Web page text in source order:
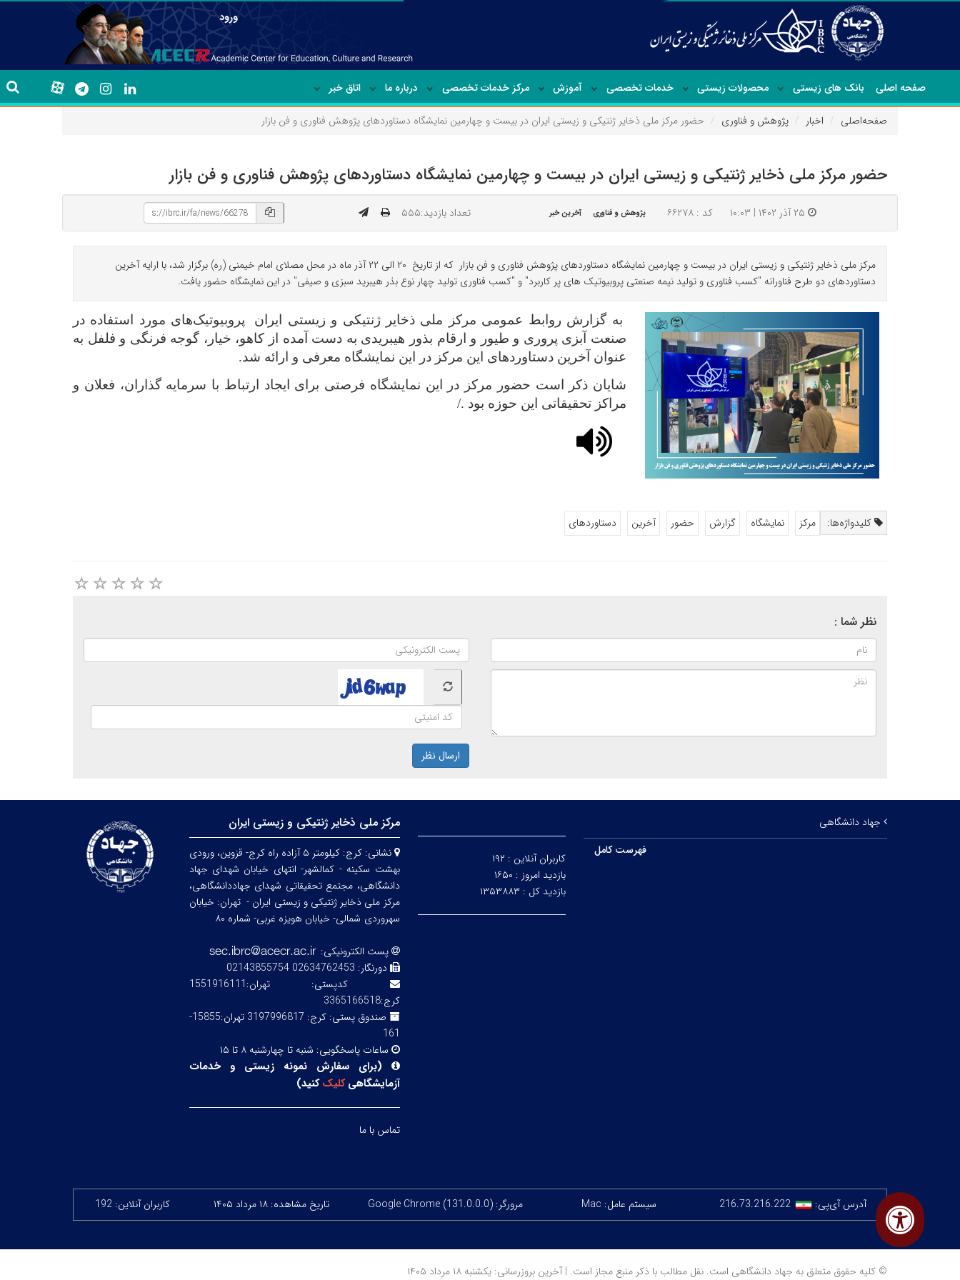
ورود
صفحه اصلی بانک های زیستی محصولات زیستی خدمات تخصصی آموزش مرکز خدمات تخصصی درباره ما اتاق خبر
صفحه‌اصلی اخبار پژوهش و فناوری حضور مرکز ملی ذخایر ژنتیکی و زیستی ایران در بیست و چهارمین نمایشگاه دستاوردهای پژوهش فناوری و فن بازار
حضور مرکز ملی ذخایر ژنتیکی و زیستی ایران در بیست و چهارمین نمایشگاه دستاوردهای پژوهش فناوری و فن بازار
کد : ۶۶۲۷۸ پژوهش و فناوری آخرین خبر تعداد بازدید:۵۵۵
مرکز ملی ذخایر ژنتیکی و زیستی ایران در بیست و چهارمین نمایشگاه دستاوردهای پژوهش فناوری و فن بازار که از تاریخ ۲۰ الی ۲۲ آذر ماه در محل مصلای امام خیمنی (ره) برگزار شد، با ارایه آخرین
دستاوردهای دو طرح فناورانه "کسب فناوری و تولید نیمه صنعتی پروبیوتیک های پر کاربرد" و "کسب فناوری تولید چهار نوع بذر هیبرید سبزی و صیفی" در این نمایشگاه حضور یافت.
به گزارش روابط عمومی مرکز ملی ذخایر ژنتیکی و زیستی ایران
پروبیوتیک‌های مورد استفاده در
صنعت آبزی پروری و طیور و ارقام بذور هیبریدی به دست آمده از کاهو، خیار، گوجه فرنگی و فلفل به
عنوان آخرین دستاوردهای این مرکز در این نمایشگاه معرفی و ارائه شد.
شایان ذکر است حضور مرکز در این نمایشگاه فرصتی برای ایجاد ارتباط با سرمایه گذاران، فعلان و
مراکز تحقیقاتی این حوزه بود ./
کلیدواژه‌ها: مرکز نمایشگاه گزارش حضور آخرین دستاوردهای
نظر شما :
ارسال نظر
جهاد دانشگاهی
فهرست کامل
کاربران آنلاین : ۱۹۲
بازدید امروز : ۱۶۵۰
بازدید کل : ۱۳۵۳۸۸۳
مرکز ملی ذخایر ژنتیکی و زیستی ایران
نشانی:
کرج: کیلومتر ۵ آزاده راه کرج- قزوین، ورودی
بهشت سکینه - کمالشهر- انتهای خیابان شهدای جهاد
دانشگاهی، مجتمع تحقیقاتی شهدای جهاددانشگاهی،
مرکز ملی ذخایر ژنتیکی و زیستی ایران - تهران: خیابان
سهروردی شمالی- خیابان هویزه غربی- شماره ۸۰
پست الکترونیکی:
دورنگار: 02634762453 02143855754
کدپستی:
تهران:1551916111
کرج:3365166518
صندوق پستی:
کرج: 3197996817 تهران:15855-
161
ساعات پاسخگویی: شنبه تا چهارشنبه ۸ تا ۱۵
(برای سفارش نمونه زیستی و خدمات
آزمایشگاهیکلیککنید)
تماس با ما
آدرس آی‌پی: 216.73.216.222 سیستم عامل: Mac مرورگر: Google Chrome (131.0.0.0) تاریخ مشاهده: ۱۸ مرداد ۱۴۰۵ کاربران آنلاین: 192
© کلیه حقوق متعلق به جهاد دانشگاهی است. نقل مطالب با ذکر منبع مجاز است. | آخرین بروزرسانی: یکشنبه ۱۸ مرداد ۱۴۰۵